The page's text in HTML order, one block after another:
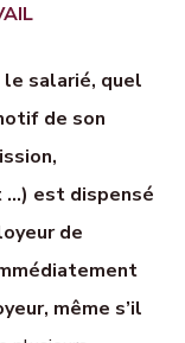
le salarié, quel
de son
…) est dispensé
de
même s’il